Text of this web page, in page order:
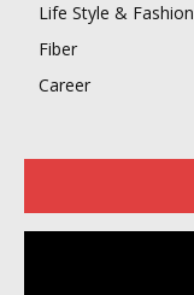
Life Style & Fashion
Fiber
Career